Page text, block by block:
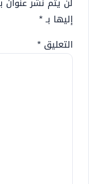
إليها بـ*
التعليق *